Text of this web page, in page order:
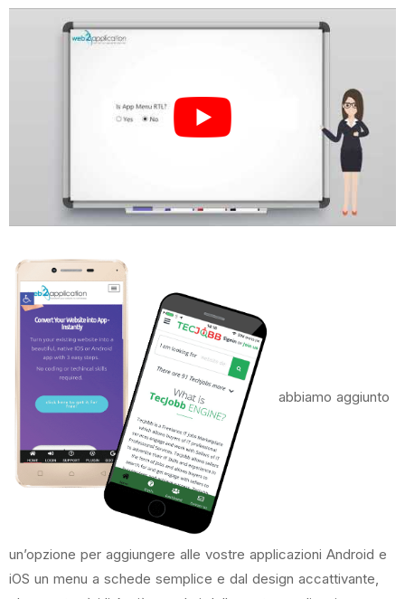
abbiamo aggiunto
un’opzione per aggiungere alle vostre applicazioni Android e
iOS un menu a schede semplice e dal design accattivante,